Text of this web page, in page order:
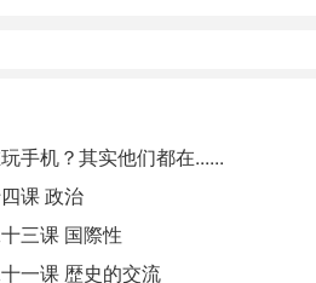
(bei)→(ひ)，災(zai)→(さい)，
う)：小(xiao)→(しょう)，隊
ちょう)
(sha)→(さつ)，人(ren)→(じ
手机？其实他们都在......
课 政治
三课 国際性
一课 歴史的交流